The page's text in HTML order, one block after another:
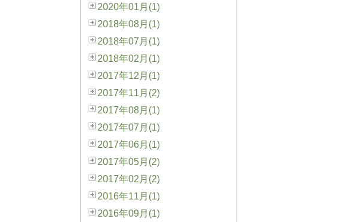
2020年01月(1)
2018年08月(1)
2018年07月(1)
2018年02月(1)
2017年12月(1)
2017年11月(2)
2017年08月(1)
2017年07月(1)
2017年06月(1)
2017年05月(2)
2017年02月(2)
2016年11月(1)
2016年09月(1)